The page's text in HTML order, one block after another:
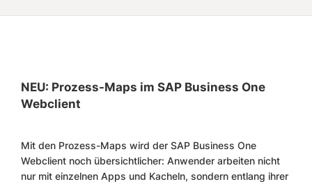
NEU: Prozess-Maps im SAP Business One
Webclient
Mit den Prozess-Maps wird der SAP Business One
Webclient noch übersichtlicher: Anwender arbeiten nicht
nur mit einzelnen Apps und Kacheln, sondern entlang ihrer